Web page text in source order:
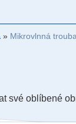
» Mikrovlnná trouba
své oblíbené